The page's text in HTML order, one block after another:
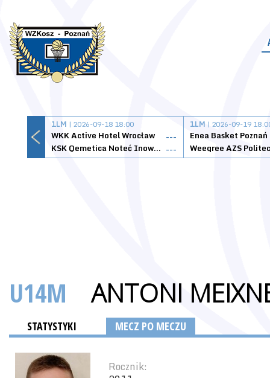
1LM | 2026-09-18 18:00
WKK Active Hotel Wrocław
---
KSK Qemetica Noteć Inowrocław ---
1LM | 2026-09-19
Enea Basket Poznań
U14M ANTONI
STATYSTYKI MECZ PO MECZU
Rocznik: